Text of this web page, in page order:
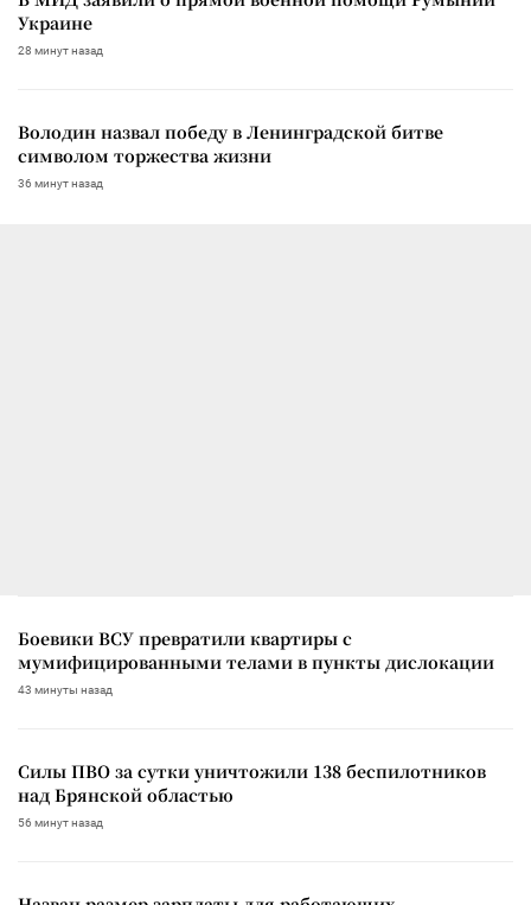
Украине
28 минут назад
Володин назвал победу в Ленинградской битве
символом торжества жизни
36 минут назад
Боевики ВСУ превратили квартиры с
мумифицированными телами в пункты дислокации
43 минуты назад
Силы ПВО за сутки уничтожили 138 беспилотников
над Брянской областью
56 минут назад